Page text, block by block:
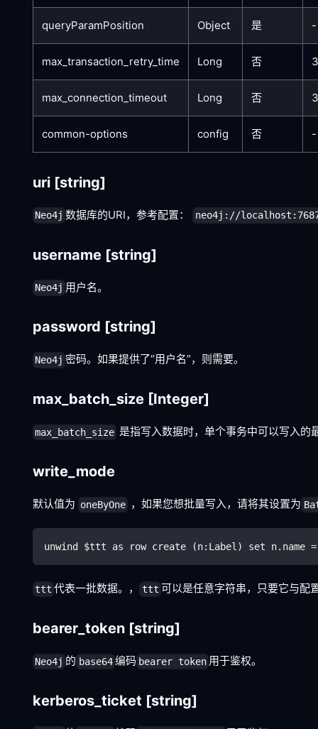
queryParamPosition Object 是 -
max_transaction_retry_time Long 否
max_connection_timeout Long 否
common-options config 否 -
uri [string]
Neo4j 数据库的URI，参考配置： neo4j://
username [string]
Neo4j 用户名。
password [string]
Neo4j 密码。如果提供了“用户名”，则需要。
max_batch_size [Integer]
max_batch_size 是指写入数据时，单个事务中可以写入的
write_mode
默认值为 oneByOne ，如果您想批量写入，请将其设置为
unwind $ttt as row create (n:Label) set n.name =
ttt 代表一批数据。， ttt 可以是任意字符串，只要它与配
bearer_token [string]
Neo4j 的 base64 编码 bearer token 用于鉴权。
kerberos_ticket [string]